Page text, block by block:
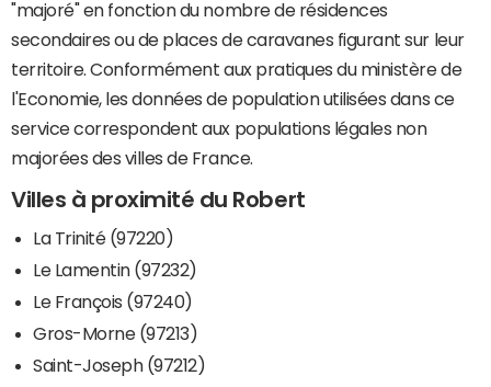
"majoré" en fonction du nombre de résidences
secondaires ou de places de caravanes figurant sur leur
territoire. Conformément aux pratiques du ministère de
l'Economie, les données de population utilisées dans ce
service correspondent aux populations légales non
majorées des villes de France.
Villes à proximité du Robert
La Trinité (97220)
Le Lamentin (97232)
Le François (97240)
Gros-Morne (97213)
Saint-Joseph (97212)